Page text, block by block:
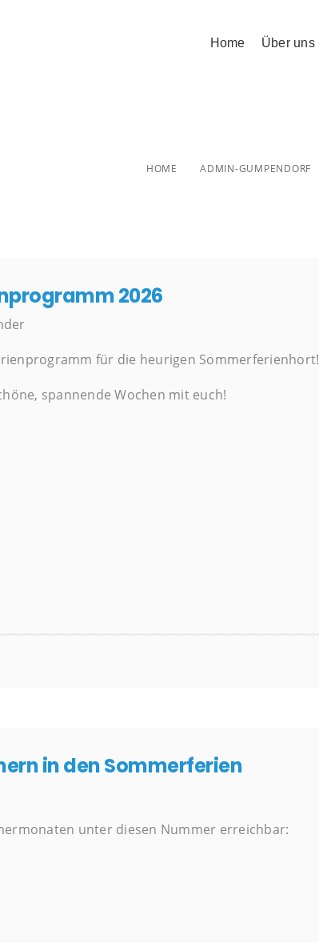
Home Über uns
HOME ADMIN-GUMPENDORF
2026
für die heurigen Sommerferienhort!
spannende Wochen mit euch!
in den Sommerferien
unter diesen Nummer erreichbar: